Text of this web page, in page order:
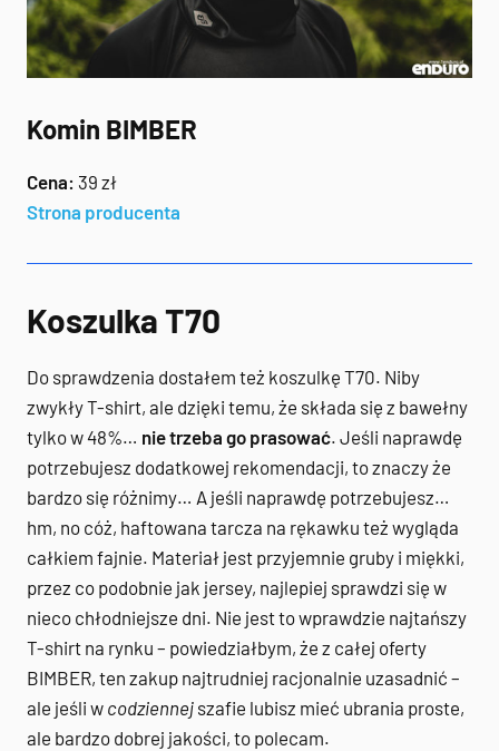
Komin BIMBER
Cena: 39 zł
Strona producenta
Koszulka T70
Do sprawdzenia dostałem też koszulkę T70. Niby
zwykły T-shirt, ale dzięki temu, że składa się z bawełny
tylko w 48%… nie trzeba go prasować. Jeśli naprawdę
potrzebujesz dodatkowej rekomendacji, to znaczy że
bardzo się różnimy… A jeśli naprawdę potrzebujesz…
hm, no cóż, haftowana tarcza na rękawku też wygląda
całkiem fajnie. Materiał jest przyjemnie gruby i miękki,
przez co podobnie jak jersey, najlepiej sprawdzi się w
nieco chłodniejsze dni. Nie jest to wprawdzie najtańszy
T-shirt na rynku – powiedziałbym, że z całej oferty
BIMBER, ten zakup najtrudniej racjonalnie uzasadnić –
ale jeśli w codziennej szafie lubisz mieć ubrania proste,
ale bardzo dobrej jakości, to polecam.